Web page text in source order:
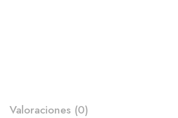
Valoraciones (0)